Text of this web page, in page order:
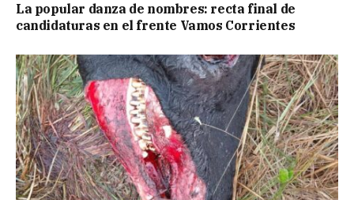
La popular danza de nombres: recta final de
candidaturas en el frente Vamos Corrientes